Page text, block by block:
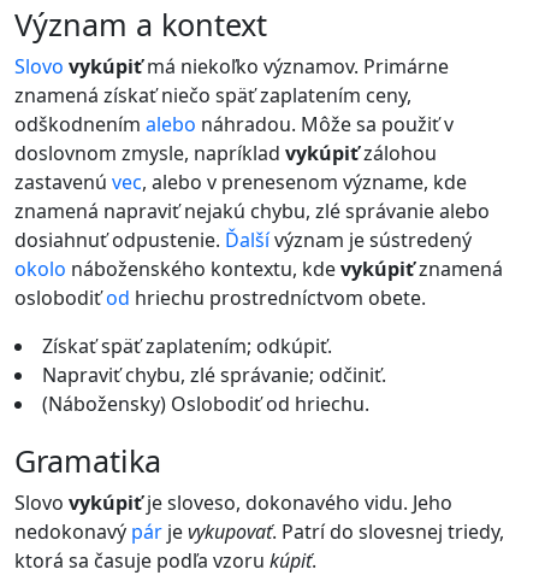
význam a kontext
Slovo vykúpiťmá niekoľko významov. Primárne
znamená získať niečo späť zaplatením ceny,
odškodnením alebo náhradou. Môže sa použiť v
doslovnom zmysle, napríklad vykúpiťzálohou
zastavenú vec, alebo v prenesenom význame, kde
znamená napraviť nejakú chybu, zlé správanie alebo
dosiahnuť odpustenie. Ďalšívýznam je sústredený
okolo náboženského kontextu, kdevykúpiťznamená
oslobodiťod hriechu prostredníctvom obete.
Získať späť zaplatením; odkúpiť.
Napraviť chybu, zlé správanie; odčiniť.
(Nábožensky) Oslobodiť od hriechu.
gramatika
Slovo vykúpiťje sloveso, dokonavého vidu. Jeho
nedokonavý pár jevykupovať. Patrí do slovesnej triedy,
ktorá sa časuje podľa vzoru kúpiť.